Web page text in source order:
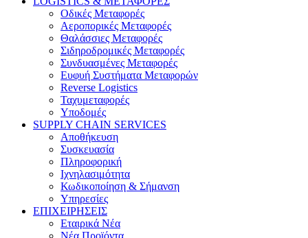
Οδικές Μεταφορές
Αεροπορικές Μεταφορές
Θαλάσσιες Μεταφορές
Σιδηροδρομικές Μεταφορές
Συνδυασμένες Μεταφορές
Ευφυή Συστήματα Μεταφορών
Reverse Logistics
Ταχυμεταφορές
Υποδομές
SUPPLY CHAIN SERVICES
Αποθήκευση
Συσκευασία
Πληροφορική
Ιχνηλασιμότητα
Κωδικοποίηση & Σήμανση
Υπηρεσίες
ΕΠΙΧΕΙΡΗΣΕΙΣ
Εταιρικά Νέα
Νέα Προϊόντα